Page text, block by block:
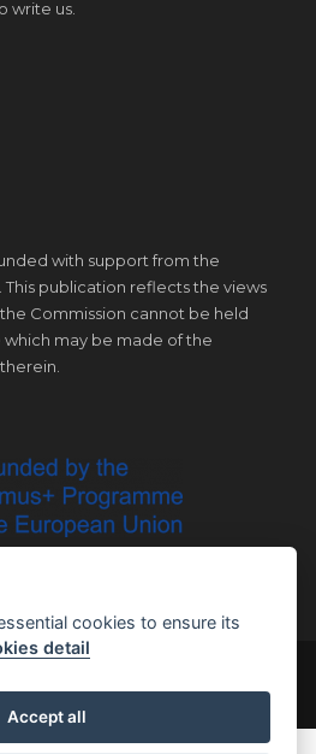
write us.
with support from the
This publication reflects the views
Commission cannot be held
which may be made of the
cookies to ensure its
detail
Accept all